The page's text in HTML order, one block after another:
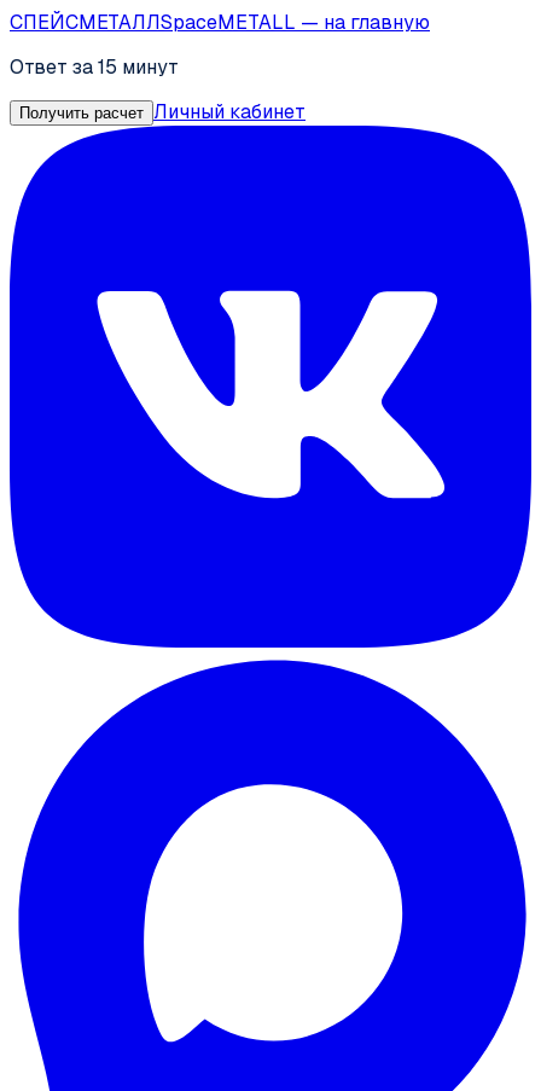
СПЕЙСМЕТАЛЛSpaceMETALL — на главную
Ответ за 15 минут
Получить расчет Личный кабинет